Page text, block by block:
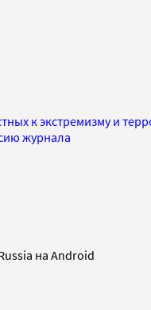
к экстремизму и
журнала
на Android